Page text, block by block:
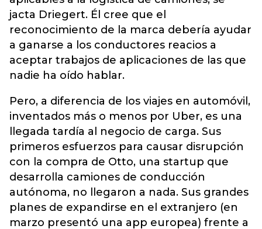
jacta Driegert. Él cree que el
reconocimiento de la marca debería ayudar
a ganarse a los conductores reacios a
aceptar trabajos de aplicaciones de las que
nadie ha oído hablar.
Pero, a diferencia de los viajes en automóvil,
inventados más o menos por Uber, es una
llegada tardía al negocio de carga. Sus
primeros esfuerzos para causar disrupción
con la compra de Otto, una startup que
desarrolla camiones de conducción
autónoma, no llegaron a nada. Sus grandes
planes de expandirse en el extranjero (en
marzo presentó una app europea) frente a